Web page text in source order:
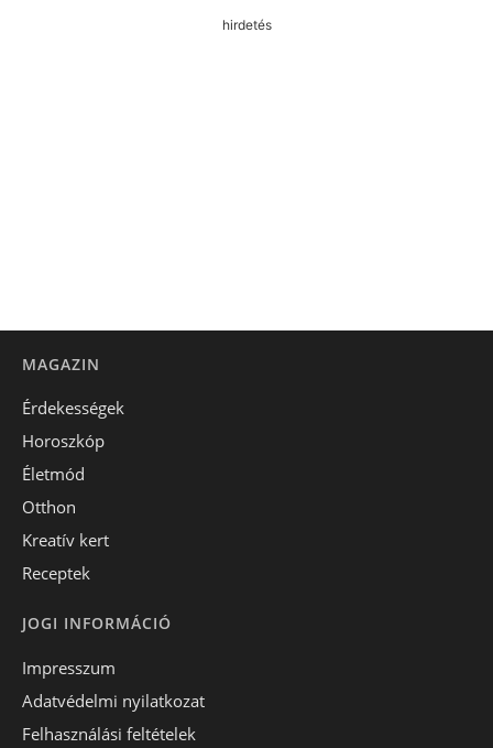
hirdetés
MAGAZIN
Érdekességek
Horoszkóp
Életmód
Otthon
Kreatív kert
Receptek
JOGI INFORMÁCIÓ
Impresszum
Adatvédelmi nyilatkozat
Felhasználási feltételek